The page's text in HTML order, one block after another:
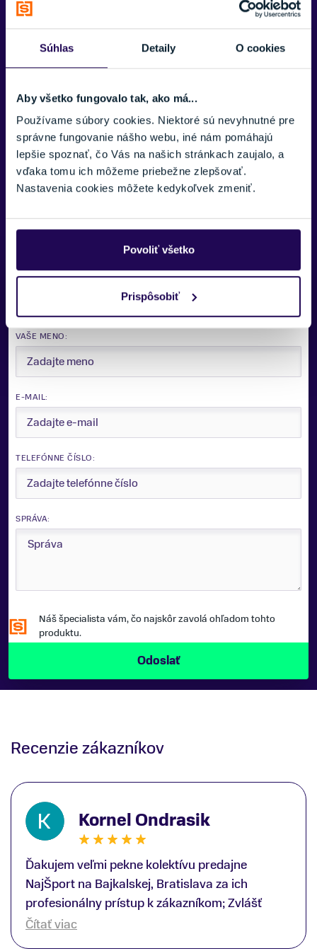
Súhlas Detaily O cookies
Aby všetko fungovalo tak, ako má...
Používame súbory cookies. Niektoré sú nevyhnutné pre
správne fungovanie nášho webu, iné nám pomáhajú
lepšie spoznať, čo Vás na našich stránkach zaujalo, a
vďaka tomu ich môžeme priebežne zlepšovať.
Nastavenia cookies môžete kedykoľvek zmeniť.
Povoliť všetko
Prispôsobiť
CENA VRÁTANE VIAZANIA
Áno, vrátane montáže
POHLAVIE
ÚROVEŇ LYŽIARA
Mierne pokročilý,Pokročilý
VÝSTUŽ LYŽE
Drevené, Ocel
ŠÍRKA LYŽÍ POD VIAZANÍM
72 mm
FARBA
ZNAČKA
Völkl
Zobraziť viac
pre vás.
VAŠE MENO:
E-MAIL:
TELEFÓNNE ČÍSLO:
SPRÁVA:
Náš špecialista vám, čo najskôr zavolá ohľadom tohto
produktu.
Recenzie zákazníkov
Kornel Ondrasik
Ďakujem veľmi pekne kolektívu predajne
NajŠport na Bajkalskej, Bratislava za ich
profesionálny prístup k zákazníkom; Zvlášť
ďakujem špecialistovi Martinovi Gunišovi za
Čítať viac